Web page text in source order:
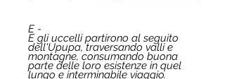
E -
E gli uccelli partirono al seguito
dell'Upupa, traversando valli e
montagne, consumando buona
parte delle loro esistenze in quel
lungo e interminabile viaggio.